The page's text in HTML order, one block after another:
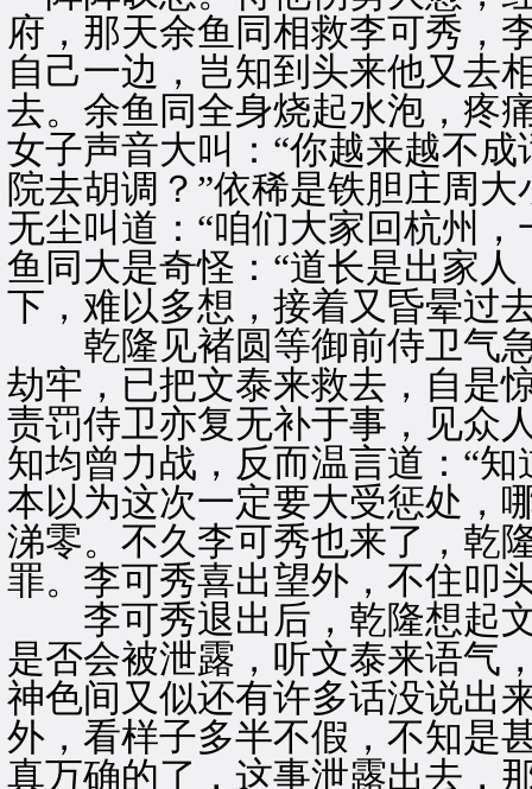
府，那天余鱼同相救李可秀，
自己一边，岂知到头来他又去
去。余鱼同全身烧起水泡，疼
女子声音大叫：“你越来越不
院去胡调？”依稀是铁胆庄周
无尘叫道：“咱们大家回杭州
鱼同大是奇怪：“道长是出家
下，难以多想，接着又昏晕过
乾隆见褚圆等御前侍卫气急
劫牢，已把文泰来救去，自是
责罚侍卫亦复无补于事，见众
知均曾力战，反而温言道：“
本以为这次一定要大受惩处，
涕零。不久李可秀也来了，乾
罪。李可秀喜出望外，不住叩
李可秀退出后，乾隆想起文
是否会被泄露，听文泰来语气
神色间又似还有许多话没说出
外，看样子多半不假，不知是
真万确的了，这事泄露出去，